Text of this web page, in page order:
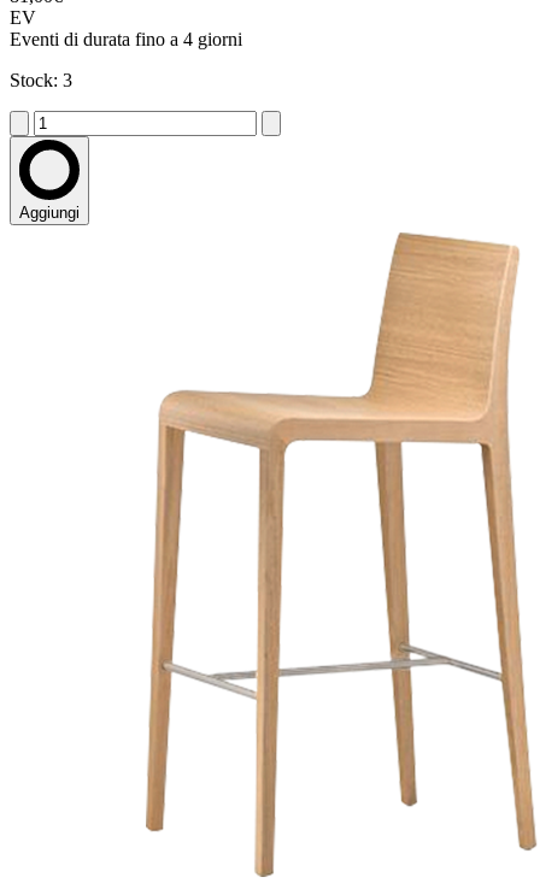
EV
Eventi di durata fino a 4 giorni
Stock: 3
Aggiungi